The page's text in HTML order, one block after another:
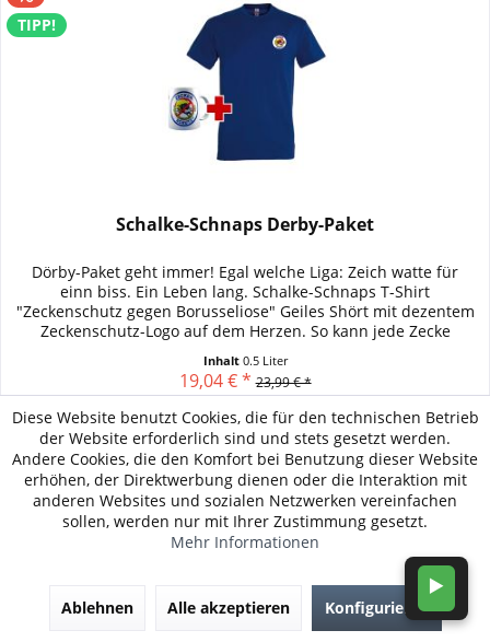
TIPP!
Schalke-Schnaps Derby-Paket
Dörby-Paket geht immer! Egal welche Liga: Zeich watte für
einn biss. Ein Leben lang. Schalke-Schnaps T-Shirt
"Zeckenschutz gegen Borusseliose" Geiles Shört mit dezentem
Zeckenschutz-Logo auf dem Herzen. So kann jede Zecke
Inhalt 0.5 Liter
19,04 € * 23,99 € *
Merken
Sofort versandfertig, Lieferzeit ca. 1-3 Tage
▶️
Diese Website benutzt Cookies, die für den technischen Betrieb
der Website erforderlich sind und stets gesetzt werden.
Andere Cookies, die den Komfort bei Benutzung dieser Website
erhöhen, der Direktwerbung dienen oder die Interaktion mit
anderen Websites und sozialen Netzwerken vereinfachen
sollen, werden nur mit Ihrer Zustimmung gesetzt.
Mehr Informationen
Ablehnen Alle akzeptieren Konfigurieren